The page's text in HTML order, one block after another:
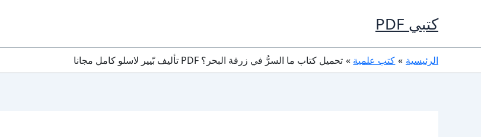
كتبي PDF
الرئيسية كتب علمية تحميل كتاب ما السرُّ في زرقة البحر؟ PDF تأليف بّيير لاسلو كامل مجانا